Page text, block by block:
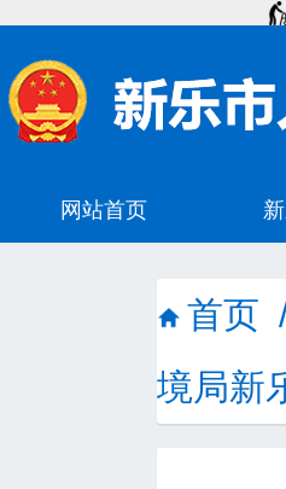
首页
境局新